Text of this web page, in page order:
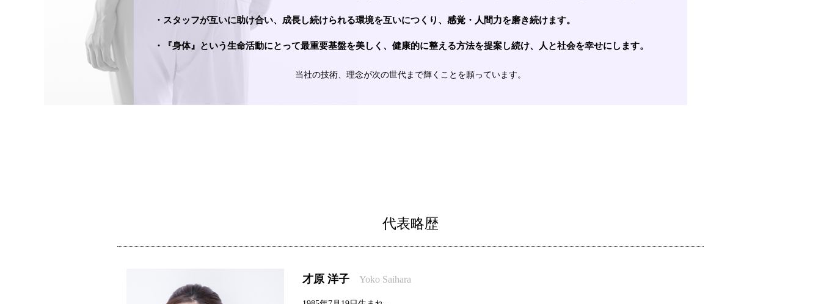
・スタッフが互いに助け合い、成長し続けられる環境を互いにつくり、感覚・人間力を磨き続けます。
・『身体』という生命活動にとって最重要基盤を美しく、健康的に整える方法を提案し続け、人と社会を幸せにします。
当社の技術、理念が次の世代まで輝くことを願っています。
代表略歴
才原 洋子 Yoko Saihara